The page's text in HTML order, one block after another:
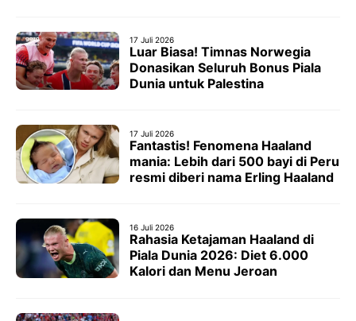
17 Juli 2026
Luar Biasa! Timnas Norwegia
Donasikan Seluruh Bonus Piala
Dunia untuk Palestina
17 Juli 2026
Fantastis! Fenomena Haaland
mania: Lebih dari 500 bayi di Peru
resmi diberi nama Erling Haaland
16 Juli 2026
Rahasia Ketajaman Haaland di
Piala Dunia 2026: Diet 6.000
Kalori dan Menu Jeroan